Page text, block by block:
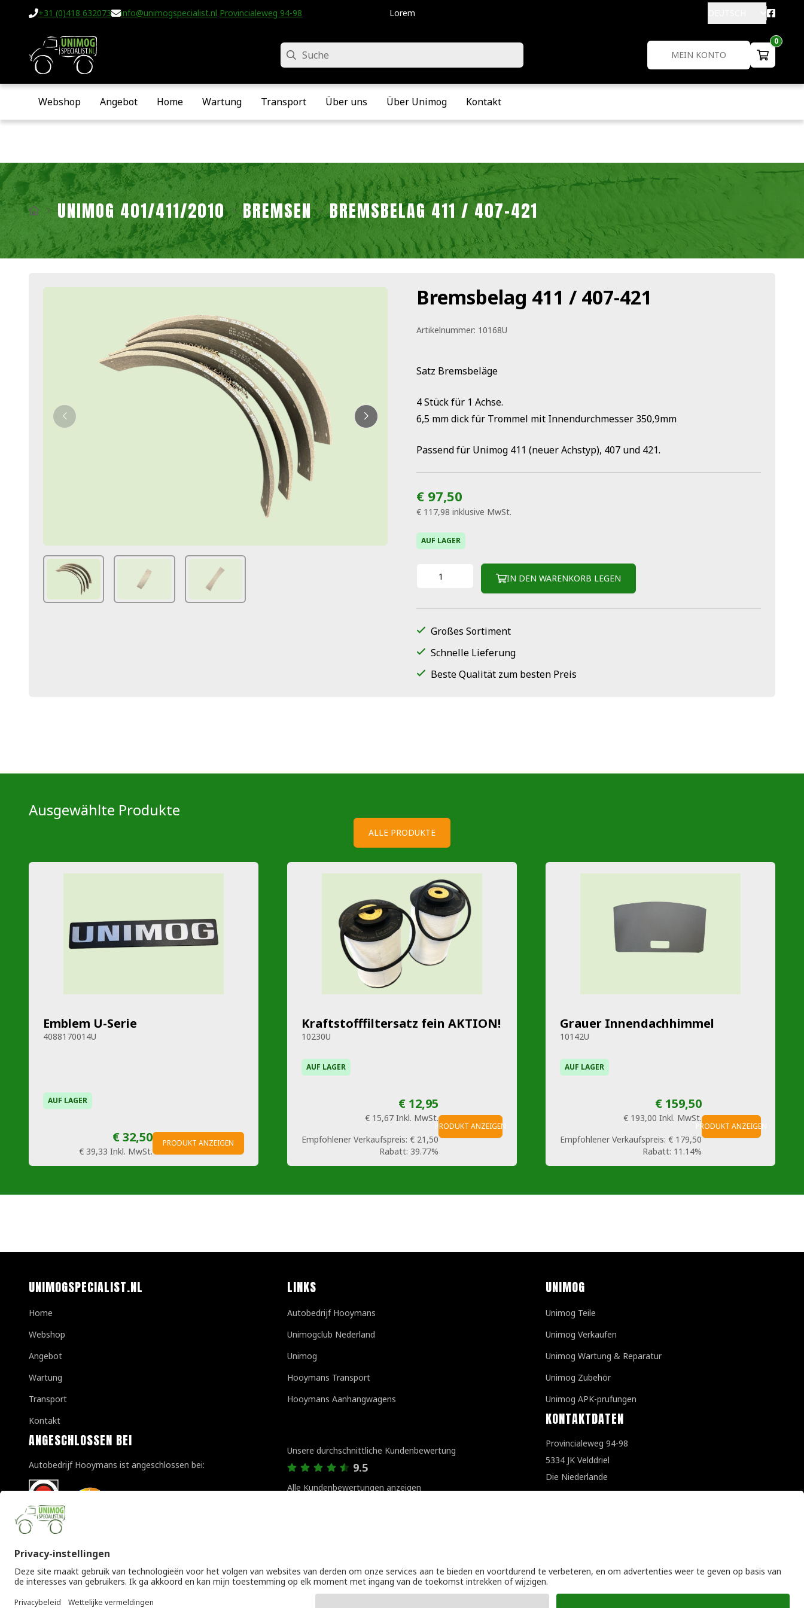
+31 (0)418 632073 info@unimogspecialist.nl Provincialeweg 94-98 • Velddriel • Die Niederlande
Lorem
MEIN KONTO
0
Suche
Webshop Angebot Home Wartung Transport Über uns Über Unimog Kontakt
UNIMOG 401/411/2010 BREMSEN BREMSBELAG 411 / 407-421
Bremsbelag 411 / 407-421
Artikelnummer: 10168U
Satz Bremsbeläge
4 Stück für 1 Achse.
6,5 mm dick für Trommel mit Innendurchmesser 350,9mm
Passend für Unimog 411 (neuer Achstyp), 407 und 421.
€ 97,50
€ 117,98 inklusive MwSt.
AUF LAGER
IN DEN WARENKORB LEGEN
Großes Sortiment
Schnelle Lieferung
Beste Qualität zum besten Preis
Ausgewählte Produkte
ALLE PRODUKTE
Emblem U-Serie
4088170014U
AUF LAGER
€ 32,50
€ 39,33 Inkl. MwSt.
PRODUKT ANZEIGEN
Kraftstofffiltersatz fein AKTION!
10230U
AUF LAGER
€ 12,95
€ 15,67 Inkl. MwSt.
Empfohlener Verkaufspreis: € 21,50
Rabatt: 39.77%
PRODUKT ANZEIGEN
Grauer Innendachhimmel
10142U
AUF LAGER
€ 159,50
€ 193,00 Inkl. MwSt.
Empfohlener Verkaufspreis: € 179,50
Rabatt: 11.14%
PRODUKT ANZEIGEN
UNIMOGSPECIALIST.NL
Home
Webshop
Angebot
Wartung
Transport
Kontakt
ANGESCHLOSSEN BEI
Autobedrijf Hooymans ist angeschlossen bei:
LINKS
Autobedrijf Hooymans
Unimogclub Nederland
Unimog
Hooymans Transport
Hooymans Aanhangwagens
Unsere durchschnittliche Kundenbewertung
9.5
Alle Kundenbewertungen anzeigen
UNIMOG
Unimog Teile
Unimog Verkaufen
Unimog Wartung & Reparatur
Unimog Zubehör
Unimog APK-prufungen
KONTAKTDATEN
Provincialeweg 94-98
5334 JK Velddriel
Die Niederlande
Allgemeine Geschäftsbedingungen|Datenschutzerklärung